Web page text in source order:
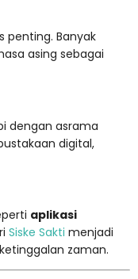
penting. Banyak
asing sebagai
dengan asrama
digital,
aplikasi
Siske Sakti menjadi
zaman.